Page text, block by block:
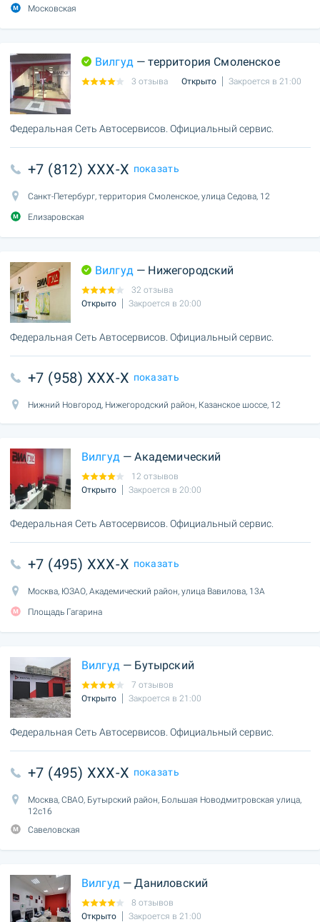
Московская
Вилгуд — территория Смоленское
3 отзыва Открыто Закроется в 21:00
Федеральная Сеть Автосервисов. Официальный сервис.
+7 (812) XXX-X показать
Санкт-Петербург, территория Смоленское, улица Седова, 12
Елизаровская
Вилгуд — Нижегородский
32 отзыва
Открыто
Закроется в 20:00
Федеральная Сеть Автосервисов. Официальный сервис.
+7 (958) XXX-X показать
Нижний Новгород, Нижегородский район, Казанское шоссе, 12
Вилгуд — Академический
12 отзывов
Открыто
Закроется в 20:00
Федеральная Сеть Автосервисов. Официальный сервис.
+7 (495) XXX-X показать
Москва, ЮЗАО, Академический район, улица Вавилова, 13А
Площадь Гагарина
Вилгуд — Бутырский
7 отзывов
Открыто
Закроется в 21:00
Федеральная Сеть Автосервисов. Официальный сервис.
+7 (495) XXX-X показать
Москва, СВАО, Бутырский район, Большая Новодмитровская улица,
12с16
Савеловская
Вилгуд — Даниловский
8 отзывов
Открыто
Закроется в 21:00